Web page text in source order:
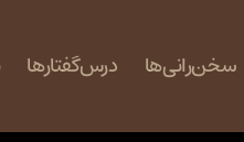
‌سخن‌رانی‌ها درس‌گفتارها